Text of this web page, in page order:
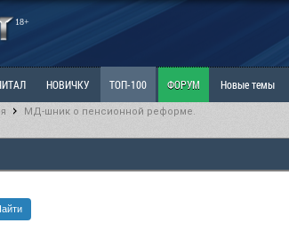
18+
НОВИЧКУ ТОП-100 ФОРУМ Новые темы
Ветка: Наболевшее. Выскажись!
МД-шник о пенсионной реформе.